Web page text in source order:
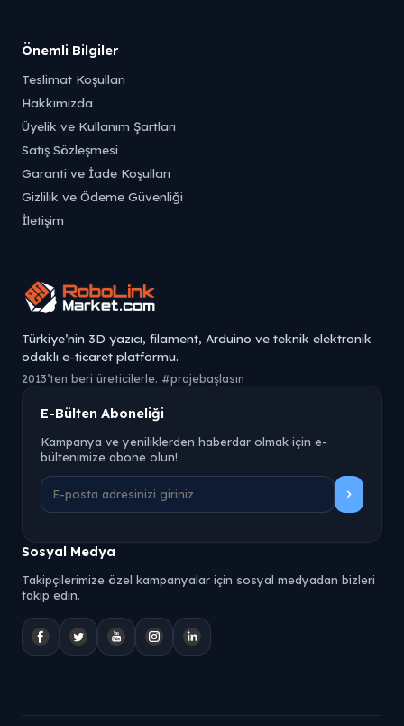
Önemli Bilgiler
Teslimat Koşulları
Hakkımızda
Üyelik ve Kullanım Şartları
Satış Sözleşmesi
Garanti ve İade Koşulları
Gizlilik ve Ödeme Güvenliği
İletişim
Türkiye’nin 3D yazıcı, filament, Arduino ve teknik elektronik
odaklı e-ticaret platformu.
2013’ten beri üreticilerle. #projebaşlasın
E-Bülten Aboneliği
Kampanya ve yeniliklerden haberdar olmak için e-
bültenimize abone olun!
Sosyal Medya
Takipçilerimize özel kampanyalar için sosyal medyadan bizleri
takip edin.